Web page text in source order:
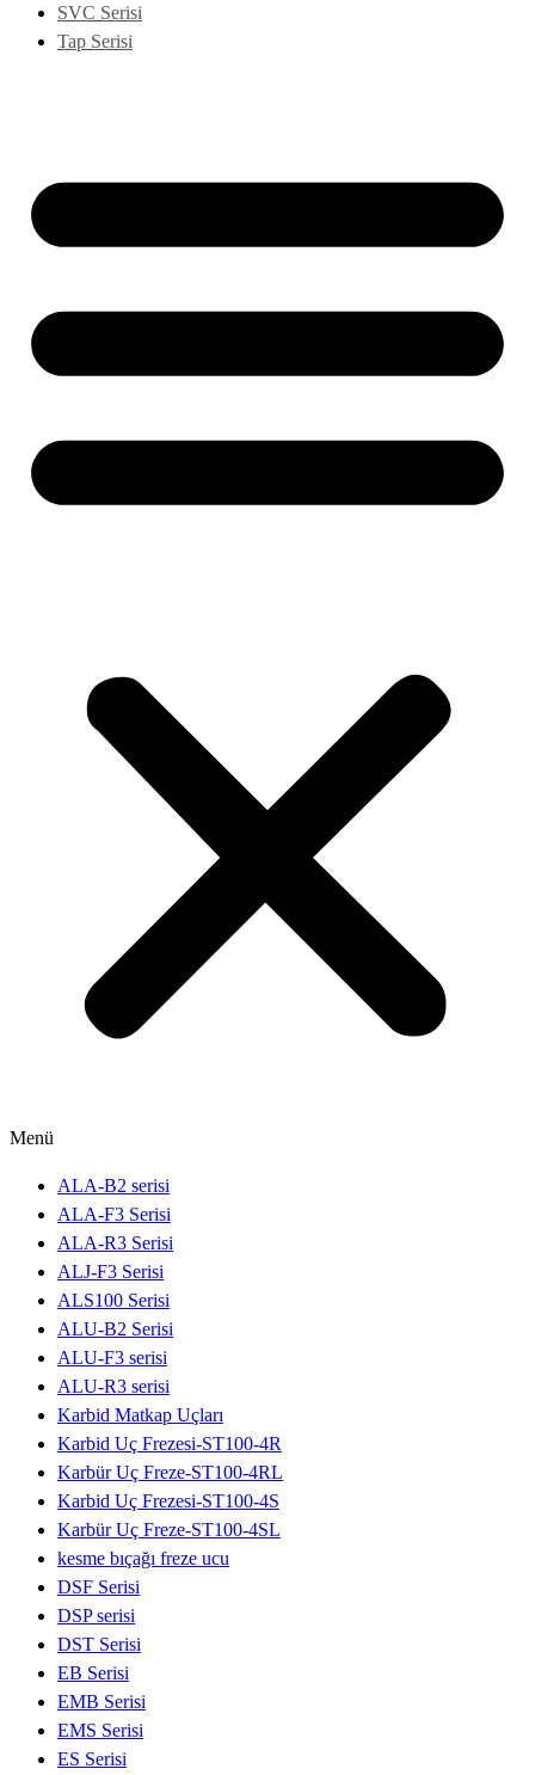
SVC Serisi
Tap Serisi
Menü
ALA-B2 serisi
ALA-F3 Serisi
ALA-R3 Serisi
ALJ-F3 Serisi
ALS100 Serisi
ALU-B2 Serisi
ALU-F3 serisi
ALU-R3 serisi
Karbid Matkap Uçları
Karbid Uç Frezesi-ST100-4R
Karbür Uç Freze-ST100-4RL
Karbid Uç Frezesi-ST100-4S
Karbür Uç Freze-ST100-4SL
kesme bıçağı freze ucu
DSF Serisi
DSP serisi
DST Serisi
EB Serisi
EMB Serisi
EMS Serisi
ES Serisi